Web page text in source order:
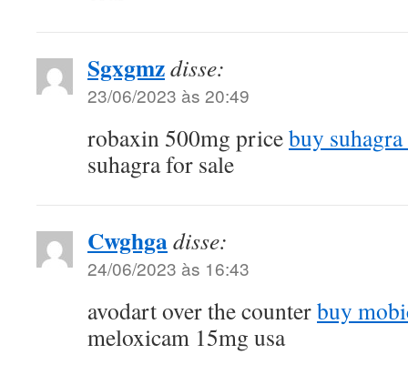
Sgxgmzdisse:
23/06/2023 às 20:49
robaxin 500mg pricebuy
suhagra for sale
Cwghgadisse:
24/06/2023 às 16:43
avodart over the counterbuy
meloxicam 15mg usa